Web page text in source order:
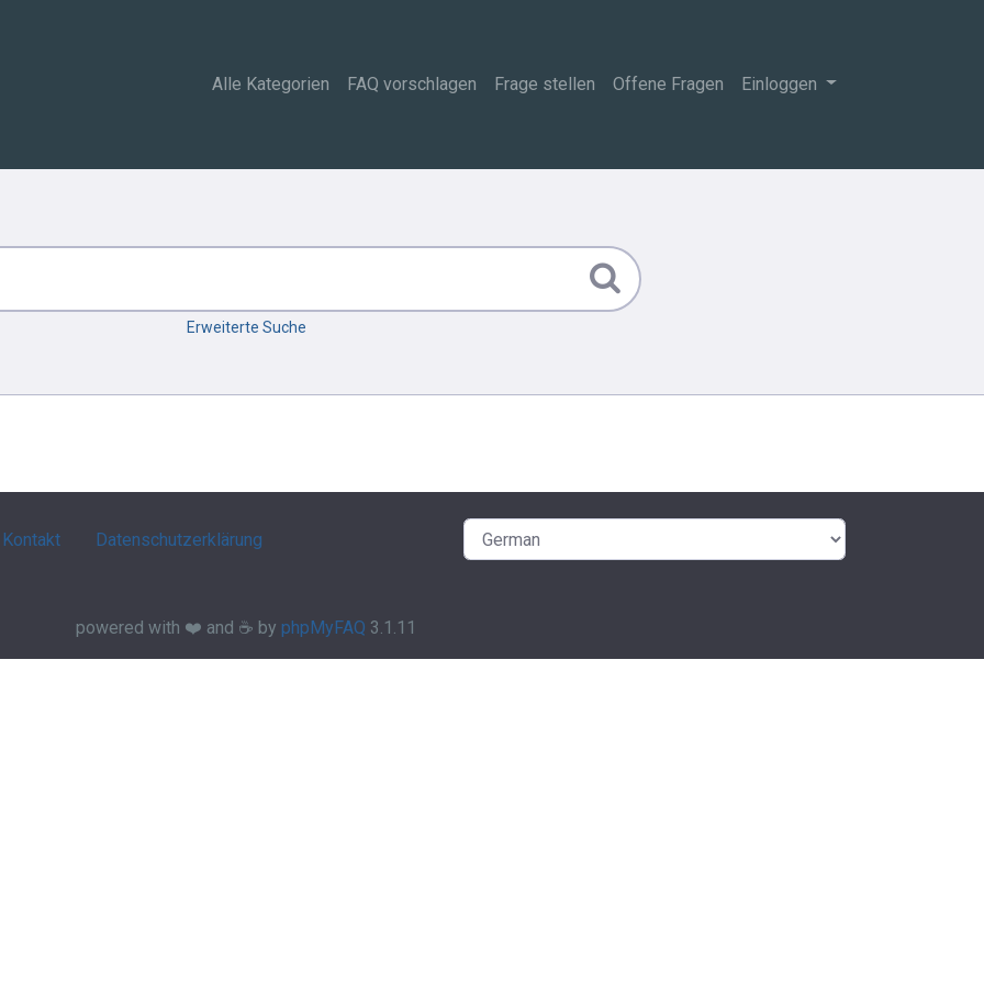
Alle Kategorien FAQ vorschlagen Frage stellen Offene Fragen Einloggen
Erweiterte Suche
Kontakt Datenschutzerklärung
powered with ❤️ and ☕️ by phpMyFAQ 3.1.11